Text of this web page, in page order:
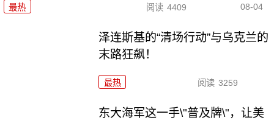
最热 阅读 4409 08-04
泽连斯基的“清场行动”与乌克兰的
末路狂飙！
最热 阅读 3259
东大海军这一手\"普及牌\"，让美